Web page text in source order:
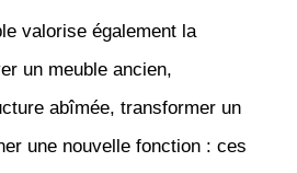
valorise également la
un meuble ancien,
abîmée, transformer un
une nouvelle fonction : ces